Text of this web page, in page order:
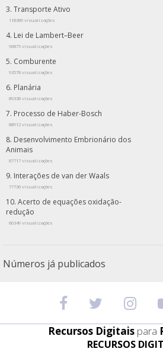
Transporte Ativo
118389 visualizações
Lei de Lambert–Beer
96875 visualizações
Comburente
93578 visualizações
Planária
89338 visualizações
Processo de Haber-Bosch
88912 visualizações
Desenvolvimento Embrionário dos
Animais
87717 visualizações
Interações de van der Waals
77730 visualizações
Acerto de equações oxidação-
redução
66349 visualizações
Números já publicados
Recursos Digitais para
RECURSOS